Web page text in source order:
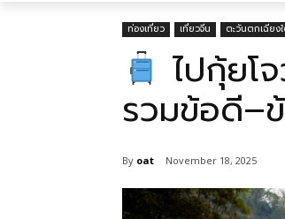
ท่องเที่ยว เที่ยวจีน ตะวันตกเฉียง
ไปกุ้ยโ
รวมข้อดี–ข้
By oat November 18, 2025